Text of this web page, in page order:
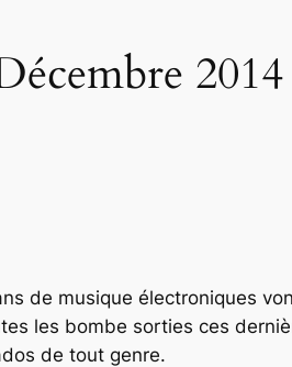
2014
de musique électroniques
les bombe sorties ces
de tout genre.